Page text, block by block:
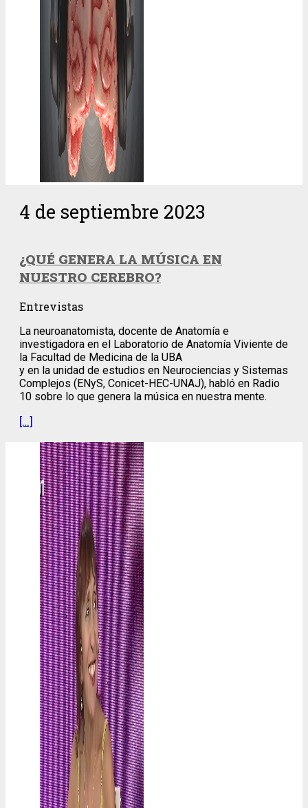
4 de septiembre 2023
¿QUÉ GENERA LA MÚSICA EN
NUESTRO CEREBRO?
Entrevistas
La neuroanatomista, docente de Anatomía e
investigadora en el Laboratorio de Anatomía Viviente de
la Facultad de Medicina de la UBA
y en la unidad de estudios en Neurociencias y Sistemas
Complejos (ENyS, Conicet-HEC-UNAJ), habló en Radio
10 sobre lo que genera la música en nuestra mente.
[…]